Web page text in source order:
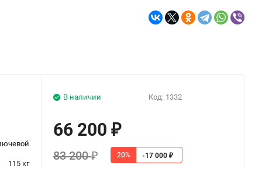
115 кг
В наличии Код: 1332
66 200 ₽
83 200₽ 20% -17 000 ₽